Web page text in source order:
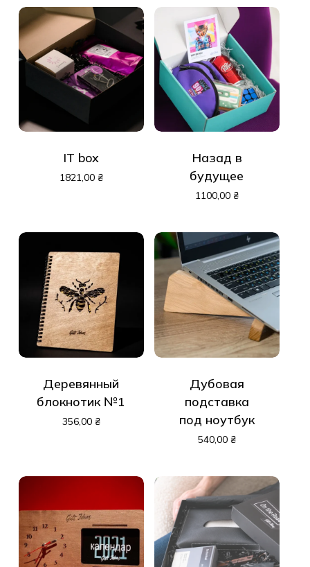
IT box
1821,00 ₴
Назад в
будущее
1100,00 ₴
Деревянный
блокнотик №1
356,00 ₴
Дубовая
подставка
под ноутбук
540,00 ₴